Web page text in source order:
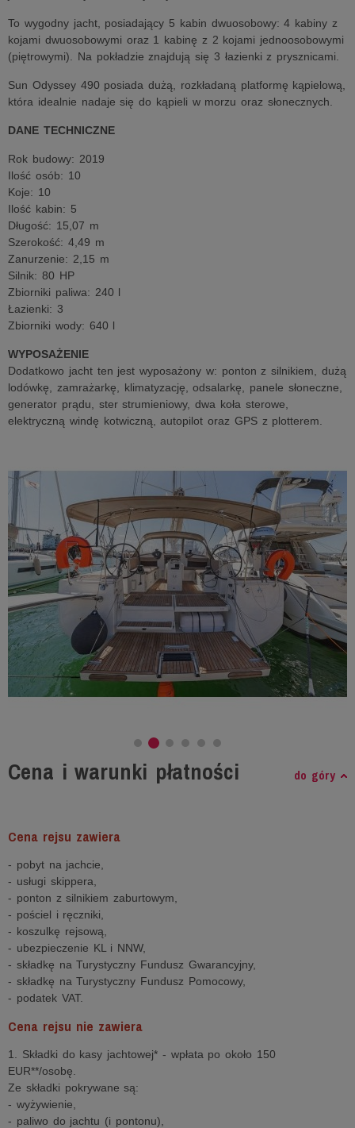
To wygodny jacht, posiadający 5 kabin dwuosobowy: 4 kabiny z
kojami dwuosobowymi oraz 1 kabinę z 2 kojami jednoosobowymi
(piętrowymi). Na pokładzie znajdują się 3 łazienki z prysznicami.
Sun Odyssey 490 posiada dużą, rozkładaną platformę kąpielową,
która idealnie nadaje się do kąpieli w morzu oraz słonecznych.
DANE TECHNICZNE
Rok budowy: 2019
Ilość osób: 10
Koje: 10
Ilość kabin: 5
Długość: 15,07 m
Szerokość: 4,49 m
Zanurzenie: 2,15 m
Silnik: 80 HP
Zbiorniki paliwa: 240 l
Łazienki: 3
Zbiorniki wody: 640 l
WYPOSAŻENIE
Dodatkowo jacht ten jest wyposażony w: ponton z silnikiem, dużą
lodówkę, zamrażarkę, klimatyzację, odsalarkę, panele słoneczne,
generator prądu, ster strumieniowy, dwa koła sterowe,
elektryczną windę kotwiczną, autopilot oraz GPS z plotterem.
Cena i warunki płatności do góry
Cena rejsu zawiera
- pobyt na jachcie,
- usługi skippera,
- ponton z silnikiem zaburtowym,
- pościel i ręczniki,
- koszulkę rejsową,
- ubezpieczenie KL i NNW,
- składkę na Turystyczny Fundusz Gwarancyjny,
- składkę na Turystyczny Fundusz Pomocowy,
- podatek VAT.
Cena rejsu nie zawiera
1. Składki do kasy jachtowej* - wpłata po około 150
EUR**/osobę.
Ze składki pokrywane są:
- wyżywienie,
- paliwo do jachtu (i pontonu),